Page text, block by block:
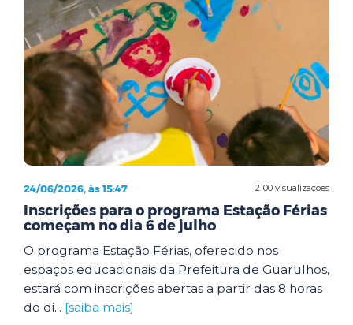
2100 visualizações
24/06/2026, às 15:47
Inscrições para o programa Estação Férias
começam no dia 6 de julho
O programa Estação Férias, oferecido nos
espaços educacionais da Prefeitura de Guarulhos,
estará com inscrições abertas a partir das 8 horas
do di... [saiba mais]